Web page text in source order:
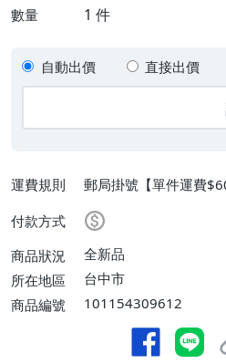
數量 1 件
自動出價 直接出價
運費規則
郵局掛號【單件運費
$9999免運費】
付款方式
商品狀況
全新品
所在地區
台中市
商品編號
101154309612